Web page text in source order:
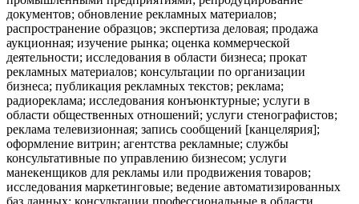
документов; обновление рекламных материалов;
распространение образцов; экспертиза деловая; продажа
аукционная; изучение рынка; оценка коммерческой
деятельности; исследования в области бизнеса; прокат
рекламных материалов; консультации по организации
бизнеса; публикация рекламных текстов; реклама;
радиореклама; исследования конъюнктурные; услуги в
области общественных отношений; услуги стенографистов;
реклама телевизионная; запись сообщений [канцелярия];
оформление витрин; агентства рекламные; службы
консультативные по управлению бизнесом; услуги
манекенщиков для рекламы или продвижения товаров;
исследования маркетинговые; ведение автоматизированных
баз данных; консультации профессиональные в области